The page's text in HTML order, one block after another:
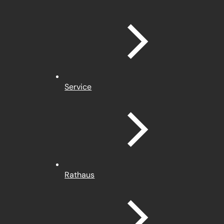
Service
Rathaus